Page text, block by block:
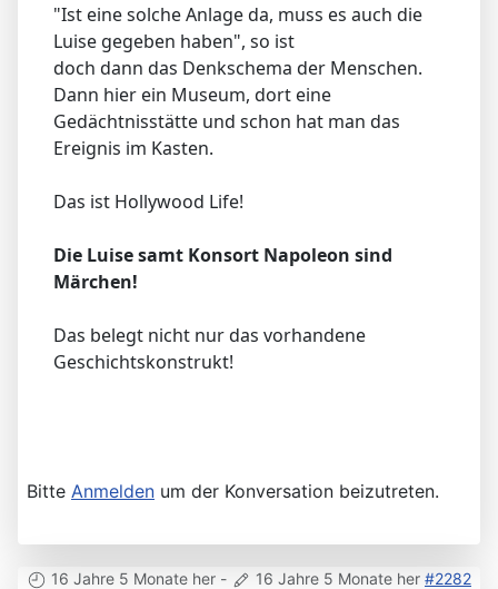
"Ist eine solche Anlage da, muss es auch die
Luise gegeben haben", so ist
doch dann das Denkschema der Menschen.
Dann hier ein Museum, dort eine
Gedächtnisstätte und schon hat man das
Ereignis im Kasten.
Das ist Hollywood Life!
Die Luise samt Konsort Napoleon sind
Märchen!
Das belegt nicht nur das vorhandene
Geschichtskonstrukt!
Bitte Anmelden um der Konversation beizutreten.
16 Jahre 5 Monate her - 16 Jahre 5 Monate her #2282